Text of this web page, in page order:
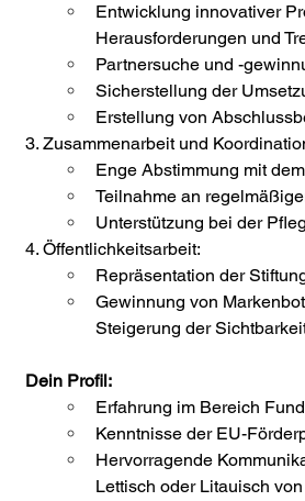
Entwicklung innovativer
Herausforderungen und
Partnersuche und -
Sicherstellung der
Erstellung von
3. Zusammenarbeit und
Enge Abstimmung mit
Teilnahme an
Unterstützung bei der
4. Öffentlichkeitsarbeit:
Repräsentation der
Gewinnung von
Steigerung der
Dein Profil:
Erfahrung im Bereich
Kenntnisse der EU-
Hervorragende
Lettisch oder Litauisch